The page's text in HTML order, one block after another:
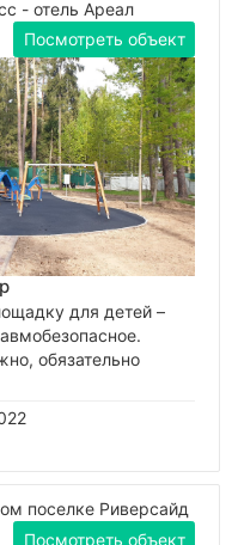
- отель Ареал
Посмотреть объект
для детей –
обязательно
поселке Риверсайд
Посмотреть объект